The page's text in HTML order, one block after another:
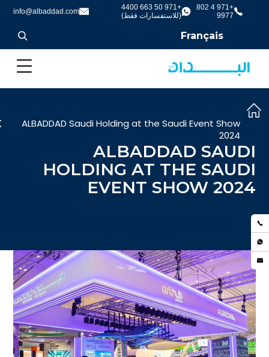
+971 4 802
9977
+971 50 663 4400
(للاستفسارات فقط)
info@albaddad.com
Français
ALBADDAD Saudi Holding at the Saudi Event Show
2024
ALBADDAD SAUDI
HOLDING AT THE SAUDI
EVENT SHOW 2024